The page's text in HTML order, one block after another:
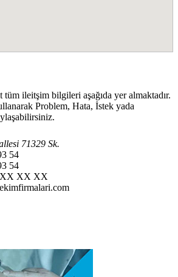
ileitşim bilgileri aşağıda yer almaktadır.
Problem, Hata, İstek yada
71329 Sk.
54
54
XX XX